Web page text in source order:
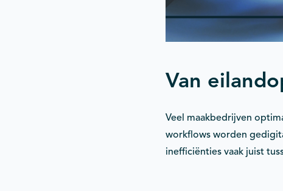
Van
Veel maakbedrijven
workflows worden
inefficiënties vaak juist